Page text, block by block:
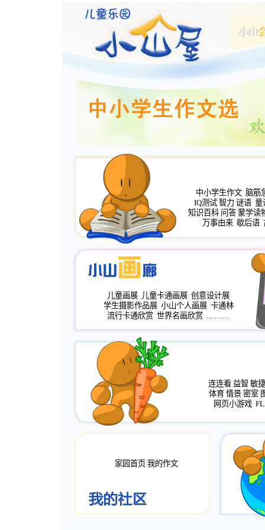
中小学生作文 脑筋
IQ测试 智力 谜语 童
知识百科 问答 蒙学读
万事由来 歇后语
儿童画展 儿童卡通画展 创意设计展
学生摄影作品展 小山个人画展 卡通林
流行卡通欣赏 世界名画欣赏 ………
连连看 益智 敏捷
体育 情景 密室
网页小游戏
家园首页 我的作文